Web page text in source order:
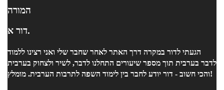
המורה
דור א.
הגעתי לדור במקרה דרך האתר לאחר שחבר שלי ואני רצינו ללמוד
לדבר בערבית תוך מספר שיעורים התחלנו לדבר, לשיר ולצחוק בערבית
והכי חשוב - דור יודע לחבר בין לימוד השפה לתרבות הערבית. מומלץ!